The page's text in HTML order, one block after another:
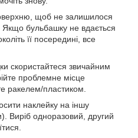
щоб не залишилося
Якщо бульбашку не вдається
її посередині, все
скористайтеся звичайним
проблемне місце
ракелем/пластиком.
наклейку на іншу
Виріб одноразовий, другий